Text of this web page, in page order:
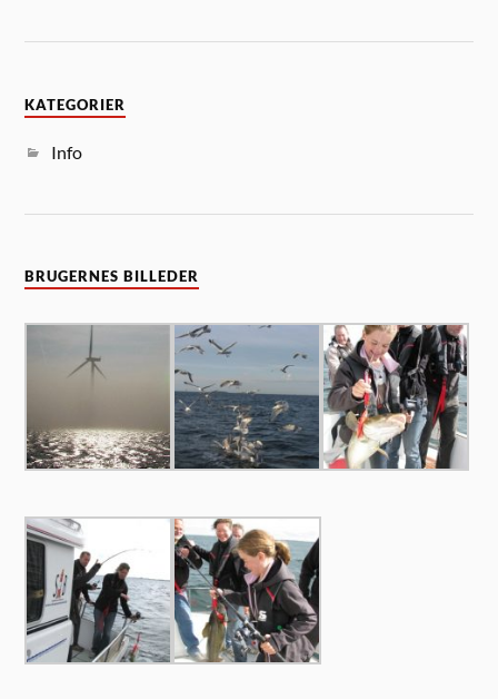
KATEGORIER
Info
BRUGERNES BILLEDER